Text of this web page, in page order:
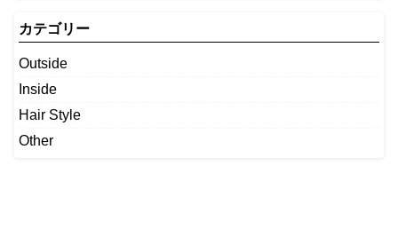
カテゴリー
Outside
Inside
Hair Style
Other